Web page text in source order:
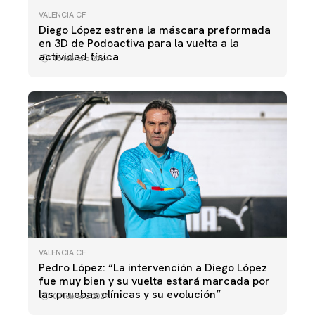
VALENCIA CF
Diego López estrena la máscara preformada
en 3D de Podoactiva para la vuelta a la
actividad física
16 febrero 2024
VALENCIA CF
Pedro López: “La intervención a Diego López
fue muy bien y su vuelta estará marcada por
las pruebas clínicas y su evolución”
07 febrero 2024